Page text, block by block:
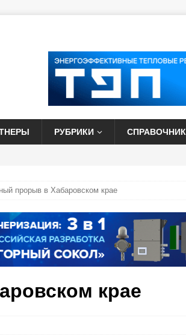
РУБРИКИ СПРАВОЧНИК
прорыв в Хабаровском крае
крае